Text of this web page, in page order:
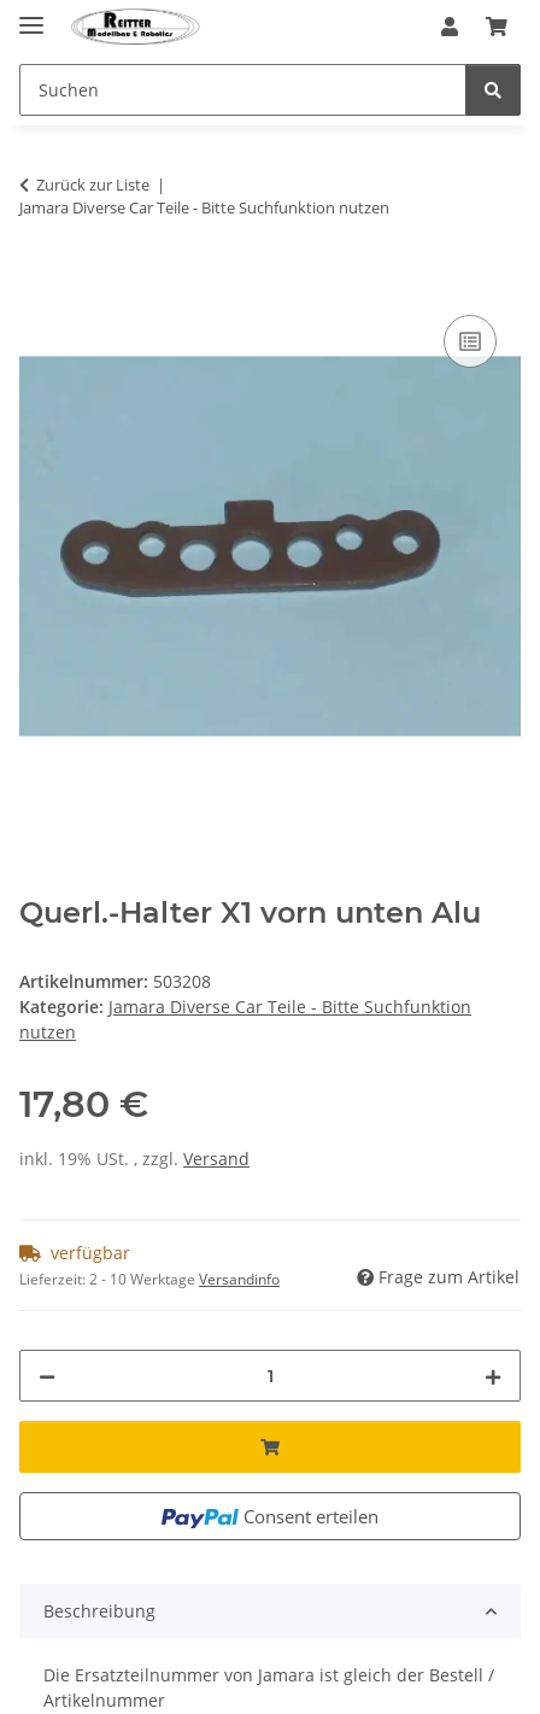
Zurück zur Liste
Jamara Diverse Car Teile - Bitte Suchfunktion nutzen
Querl.-Halter X1 vorn unten Alu
Artikelnummer: 503208
Kategorie: Jamara Diverse Car Teile - Bitte Suchfunktion
nutzen
17,80 €
inkl. 19% USt. , zzgl. Versand
verfügbar
Lieferzeit:2 - 10 Werktage Versandinfo Frage zum Artikel
Consent erteilen
Beschreibung
Die Ersatzteilnummer von Jamara ist gleich der Bestell /
Artikelnummer